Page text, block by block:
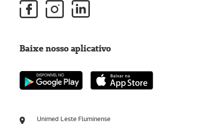
Unimed Leste Fluminense
Baixe nosso aplicativo